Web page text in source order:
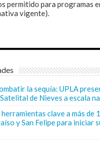
permitido para programas
vigente).
la sequía: UPLA
de Nieves a escala
clave a más de
y San Felipe para iniciar